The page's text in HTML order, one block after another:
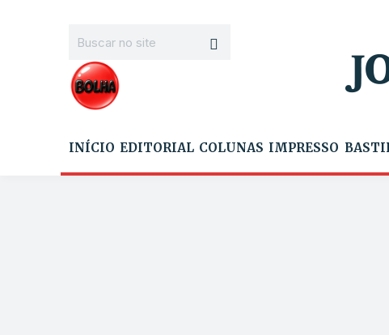
INÍCIO EDITORIAL COLUNAS IMPRESSO